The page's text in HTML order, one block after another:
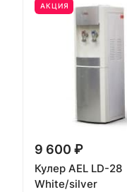
АКЦИЯ
9 600 ₽
Кулер AEL LD-28
White/silver